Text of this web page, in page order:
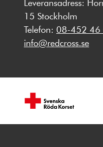
15 Stockholm
Telefon: 08-452 46
info@redcross.se